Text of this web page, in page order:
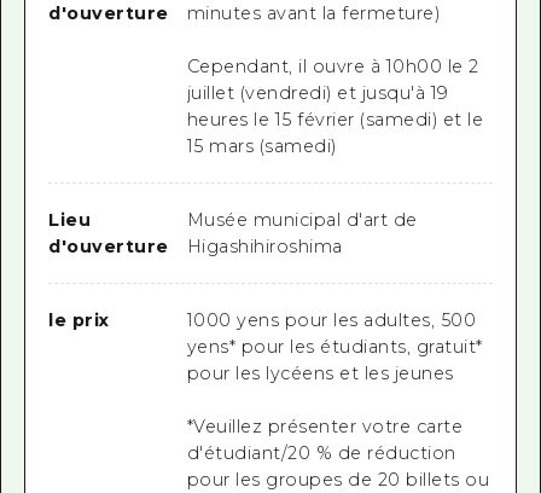
d'ouverture
minutes avant la fermeture)
Cependant, il ouvre à 10h00 le 2
juillet (vendredi) et jusqu'à 19
heures le 15 février (samedi) et le
15 mars (samedi)
Lieu
d'ouverture
Musée municipal d'art de
Higashihiroshima
le prix
1000 yens pour les adultes, 500
yens* pour les étudiants, gratuit*
pour les lycéens et les jeunes
*Veuillez présenter votre carte
d'étudiant/20 % de réduction
pour les groupes de 20 billets ou